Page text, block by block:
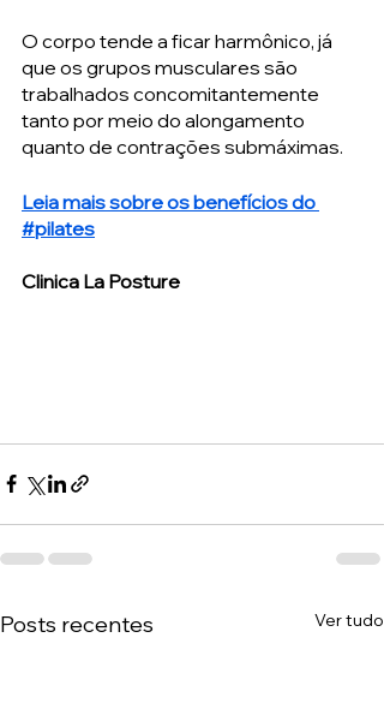
O corpo tende a ficar harmônico, já
que os grupos musculares são
trabalhados concomitantemente
tanto por meio do alongamento
quanto de contrações submáximas.
Leia mais sobre os benefícios do
#pilates
Clinica La Posture
Posts recentes Ver tudo